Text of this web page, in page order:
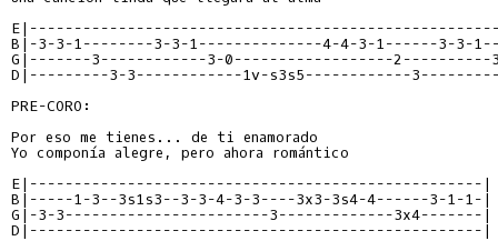
B|-3-3-1--------3-3-1--------------4-4-3-1------3-3-
G|-------3------------3-0------------------2----------
D|---------3-3------------1v-s3s5------------
PRE-CORO:
Por eso me tienes... de ti enamorado
Yo componía alegre, pero ahora romántico
E|---------------------------------------------------|
B|-----1-3--3s1s3--3-3-4-3-3----3x3-3s4-4------3-1-1-|
G|-3-3-----------------------3-------------3x4-------|
D|---------------------------------------------------|